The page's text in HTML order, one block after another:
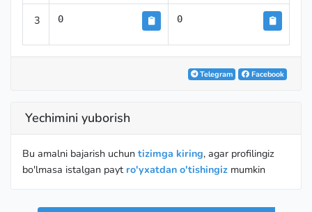
3 0 0
Telegram Facebook
Yechimini yuborish
Bu amalni bajarish uchun tizimga kiring, agar profilingiz
bo'lmasa istalgan payt ro'yxatdan o'tishingiz mumkin